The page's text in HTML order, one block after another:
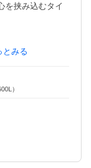
を挟み込むタイ
ので車体に傷付
問題？？ベス
たらもう変えな
とみる
）